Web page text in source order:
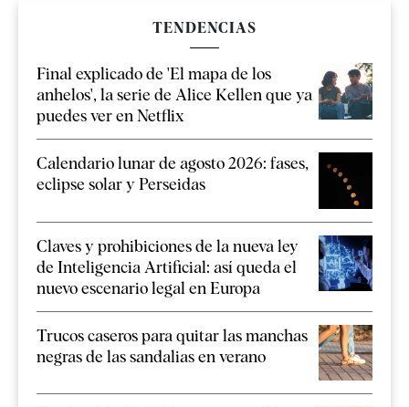
TENDENCIAS
Final explicado de 'El mapa de los
anhelos', la serie de Alice Kellen que ya
puedes ver en Netflix
Calendario lunar de agosto 2026: fases,
eclipse solar y Perseidas
Claves y prohibiciones de la nueva ley
de Inteligencia Artificial: así queda el
nuevo escenario legal en Europa
Trucos caseros para quitar las manchas
negras de las sandalias en verano